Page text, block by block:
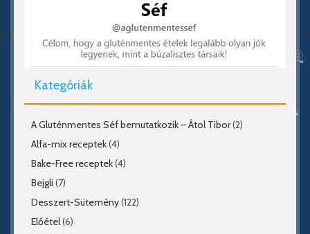
Kategóriák
A Gluténmentes Séf bemutatkozik – Átol Tibor(2)
Alfa-mix receptek(4)
Bake-Free receptek(4)
Bejgli (7)
Desszert-Sütemény(122)
Előétel(6)